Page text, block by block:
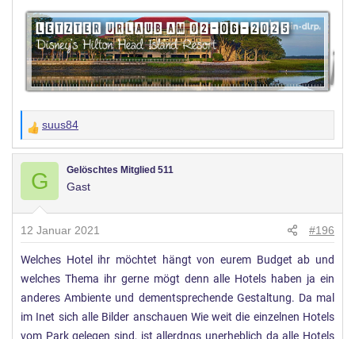
W
e
n
g
e
n
:
suus84
G Gelöschtes Mitglied 511
Gast
12 Januar 2021 #196
Welches Hotel ihr möchtet hängt von eurem Budget ab und
welches Thema ihr gerne mögt denn alle Hotels haben ja ein
anderes Ambiente und dementsprechende Gestaltung. Da mal
im Inet sich alle Bilder anschauen Wie weit die einzelnen Hotels